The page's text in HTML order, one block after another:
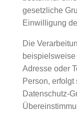
gesetzliche
Einwilligung
Die
Adresse oder
Person,
Datenschutz-